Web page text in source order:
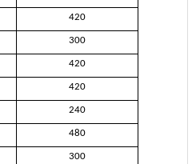
420
300
420
420
240
480
300